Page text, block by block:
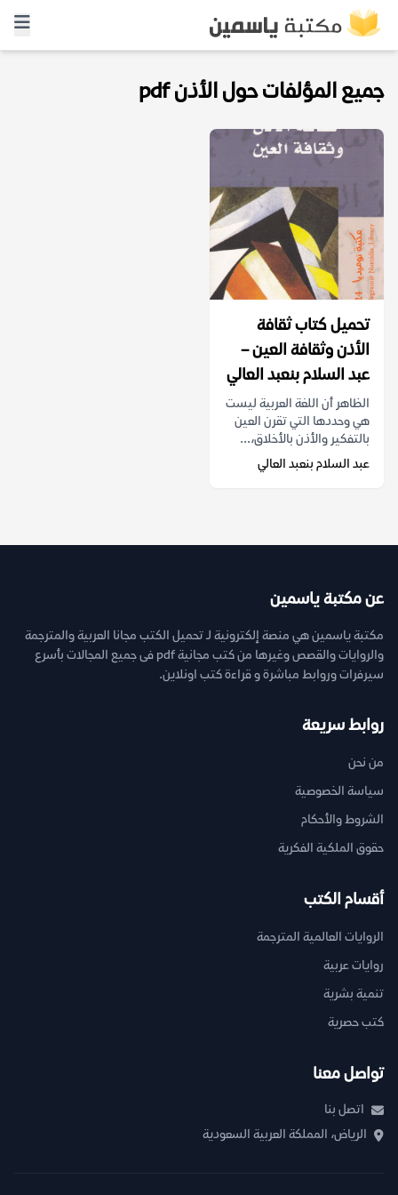
جميع المؤلفات حول الأذن pdf
تحميل كتاب ثقافة
الأذن وثقافة العين –
عبد السلام بنعبد العالي
الظاهر أن اللغة العربية ليست
هي وحددها التي تقرن العين
بالتفكير والأذن بالأخلاق،...
عبد السلام بنعبد العالي
عن مكتبة ياسمين
مكتبة ياسمين هي منصة إلكترونية لـ تحميل الكتب مجانا العربية والمترجمة
والروايات والقصص وغيرها من كتب مجانية pdf فى جميع المجالات بأسرع
سيرفرات وروابط مباشرة و قراءة كتب اونلاين.
روابط سريعة
من نحن
سياسة الخصوصية
الشروط والأحكام
حقوق الملكية الفكرية
أقسام الكتب
الروايات العالمية المترجمة
روايات عربية
تنمية بشرية
كتب حصرية
تواصل معنا
اتصل بنا
الرياض، المملكة العربية السعودية